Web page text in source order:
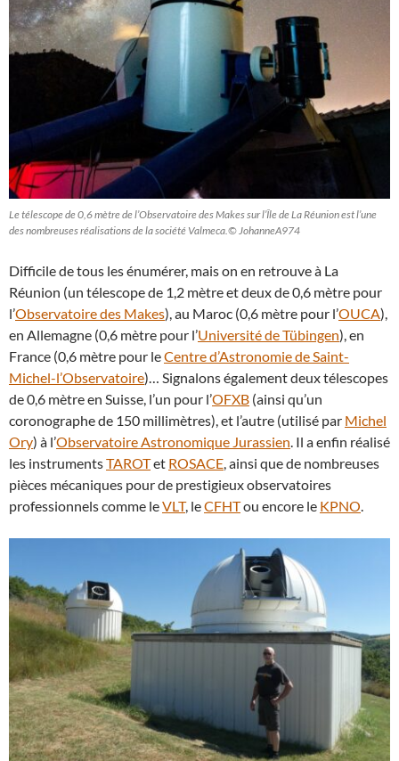
Le télescope de 0,6 mètre de l’Observatoire des Makes sur l’Île de La Réunion est l’une
des nombreuses réalisations de la société Valmeca.© JohanneA974
Difficile de tous les énumérer, mais on en retrouve à La
Réunion (un télescope de 1,2 mètre et deux de 0,6 mètre pour
l’Observatoire des Makes), au Maroc (0,6 mètre pour l’OUCA),
en Allemagne (0,6 mètre pour l’Université de Tübingen), en
France (0,6 mètre pour leCentre d’Astronomie de Saint-
Michel-l’Observatoire)… Signalons également deux télescopes
de 0,6 mètre en Suisse, l’un pour l’OFXB (ainsi qu’un
coronographe de 150 millimètres), et l’autre (utilisé par Michel
Ory) à l’Observatoire Astronomique Jurassien. Il a enfin réalisé
les instrumentsTAROTet ROSACE, ainsi que de nombreuses
pièces mécaniques pour de prestigieux observatoires
professionnels comme leVLT, leCFHTou encore le KPNO.